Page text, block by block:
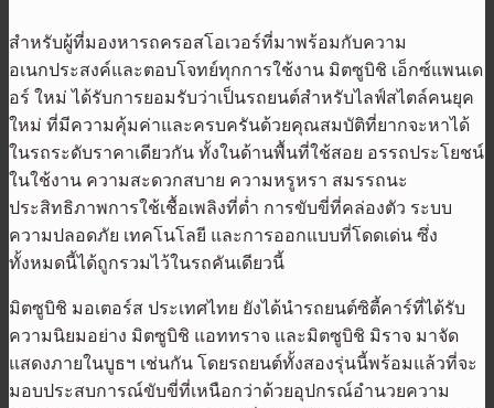
สำหรับผู้ที่มองหารถครอสโอเวอร์ที่มาพร้อมกับความ
อเนกประสงค์และตอบโจทย์ทุกการใช้งาน มิตซูบิชิ เอ็กซ์แพนเด
อร์ ใหม่ ได้รับการยอมรับว่าเป็นรถยนต์สำหรับไลฟ์สไตล์คนยุค
ใหม่ ที่มีความคุ้มค่าและครบครันด้วยคุณสมบัติที่ยากจะหาได้
ในรถระดับราคาเดียวกัน ทั้งในด้านพื้นที่ใช้สอย อรรถประโยชน์
ในใช้งาน ความสะดวกสบาย ความหรูหรา สมรรถนะ
ประสิทธิภาพการใช้เชื้อเพลิงที่ต่ำ การขับขี่ที่คล่องตัว ระบบ
ความปลอดภัย เทคโนโลยี และการออกแบบที่โดดเด่น ซึ่ง
ทั้งหมดนี้ได้ถูกรวมไว้ในรถคันเดียวนี้
มิตซูบิชิ มอเตอร์ส ประเทศไทย ยังได้นำรถยนต์ซิตี้คาร์ที่ได้รับ
ความนิยมอย่าง มิตซูบิชิ แอททราจ และมิตซูบิชิ มิราจ มาจัด
แสดงภายในบูธฯ เช่นกัน โดยรถยนต์ทั้งสองรุ่นนี้พร้อมแล้วที่จะ
มอบประสบการณ์ขับขี่ที่เหนือกว่าด้วยอุปกรณ์อำนวยความ